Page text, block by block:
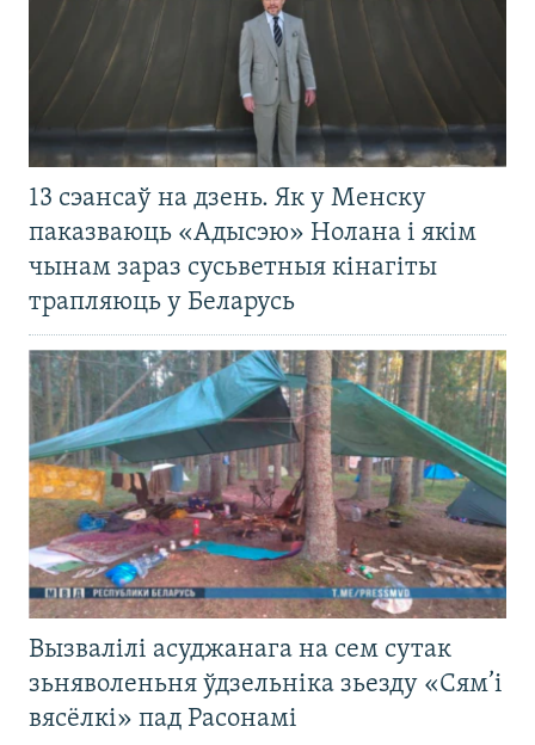
13 сэансаў на дзень. Як у Менску
паказваюць «Адысэю» Нолана і якім
чынам зараз сусьветныя кінагіты
трапляюць у Беларусь
Вызвалілі асуджанага на сем сутак
зьняволеньня ўдзельніка зьезду «Сям’і
вясёлкі» пад Расонамі